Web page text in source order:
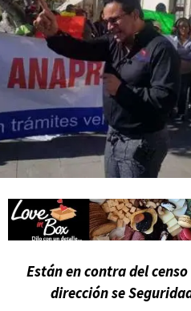
Mes Patrio
Atiende XV Ayuntamiento de Los
Campesina
Están en contra del
dirección se